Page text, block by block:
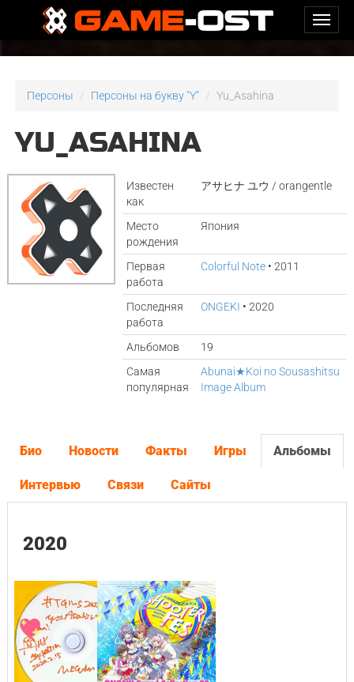
Персоны Персоны на букву "Y" Yu_Asahina
YU_ASAHINA
Известен
как
アサヒナ ユウ / orangentle
Место
рождения
Япония
Первая
работа
Colorful Note • 2011
Последняя
работа
ONGEKI • 2020
Альбомов
19
Самая
популярная
Abunai★Koi no Sousashitsu
Image Album
Био Новости Факты Игры Альбомы
Интервью Связи Сайты
2020